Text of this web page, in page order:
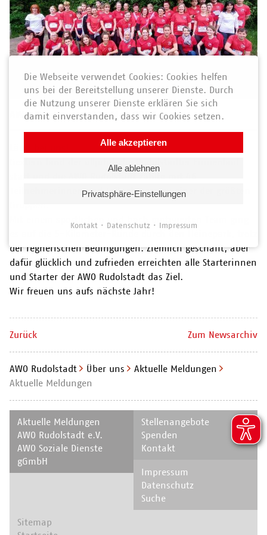
AWO News vom 11. Mai 2023
Teilnehmerinnen und Teilnehmern zu einer der größten
der regnerischen Bedingungen. Ziemlich geschafft, aber
dafür glücklich und zufrieden erreichten alle Starterinnen
und Starter der AWO Rudolstadt das Ziel.
Wir freuen uns aufs nächste Jahr!
Zurück Zum Newsarchiv
AWO Rudolstadt Über uns
Aktuelle Meldungen
Aktuelle Meldungen
Navigation
überspringen
Aktuelle Meldungen
AWO Rudolstadt e.V.
AWO Soziale Dienste
gGmbH
Navigation
überspringen
Stellenangebote
Spenden
Kontakt
Navigation
überspringen
Impressum
Datenschutz
Suche
Navigation
Sitemap
Die Webseite verwendet Cookies: Cookies helfen
uns bei der Bereitstellung unserer Dienste. Durch
die Nutzung unserer Dienste erklären Sie sich
damit einverstanden, dass wir Cookies setzen.
Alle akzeptieren
Alle ablehnen
Privatsphäre-Einstellungen
Kontakt Datenschutz Impressum